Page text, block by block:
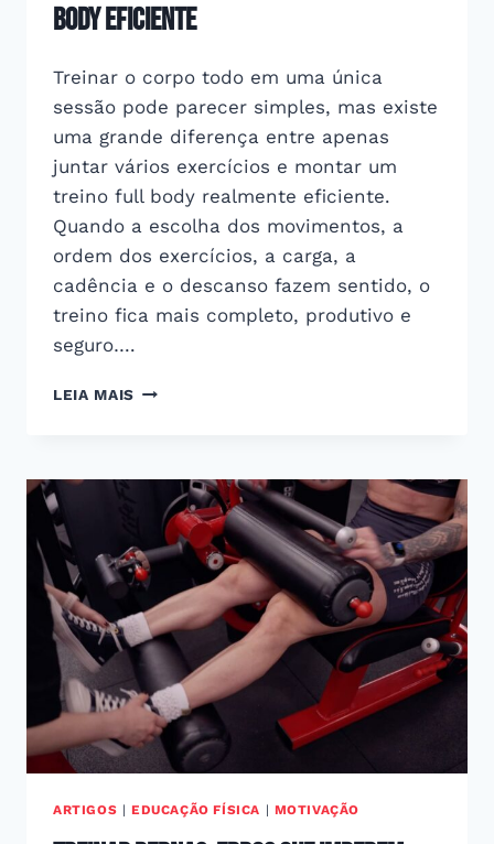
body eficiente
Treinar o corpo todo em uma única
sessão pode parecer simples, mas existe
uma grande diferença entre apenas
juntar vários exercícios e montar um
treino full body realmente eficiente.
Quando a escolha dos movimentos, a
ordem dos exercícios, a carga, a
cadência e o descanso fazem sentido, o
treino fica mais completo, produtivo e
seguro….
LEIA MAIS TREINAR
COMO
FAZER
FULL
BODY
EFICIENTE
ARTIGOS | EDUCAÇÃO FÍSICA | MOTIVAÇÃO